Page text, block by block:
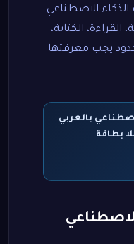
الاصطناعي
القراءة، الكتابة،
يجب معرفتها
بالعربي